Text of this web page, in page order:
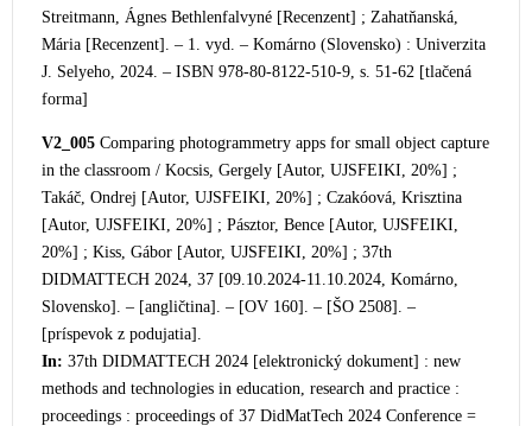
Streitmann, Ágnes Bethlenfalvyné [Recenzent] ; Zahatňanská,
Mária [Recenzent]. – 1. vyd. – Komárno (Slovensko) : Univerzita
J. Selyeho, 2024. – ISBN 978-80-8122-510-9, s. 51-62 [tlačená
forma]
V2_005 Comparing photogrammetry apps for small object capture
in the classroom / Kocsis, Gergely [Autor, UJSFEIKI, 20%] ;
Takáč, Ondrej [Autor, UJSFEIKI, 20%] ; Czakóová, Krisztina
[Autor, UJSFEIKI, 20%] ; Pásztor, Bence [Autor, UJSFEIKI,
20%] ; Kiss, Gábor [Autor, UJSFEIKI, 20%] ; 37th
DIDMATTECH 2024, 37 [09.10.2024-11.10.2024, Komárno,
Slovensko]. – [angličtina]. – [OV 160]. – [ŠO 2508]. –
[príspevok z podujatia].
In: 37th DIDMATTECH 2024 [elektronický dokument] : new
methods and technologies in education, research and practice :
proceedings : proceedings of 37 DidMatTech 2024 Conference =